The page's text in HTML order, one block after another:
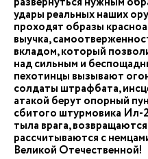
удары реальных наших
проходят образы
выучка,
вкладом, который
над сильным и
пехотинцы вызывают
солдаты штрафбата,
атакой берут опорный
сбитого штурмовика Ил-
тыла врага,
рассчитываются с
Великой Отечественной!